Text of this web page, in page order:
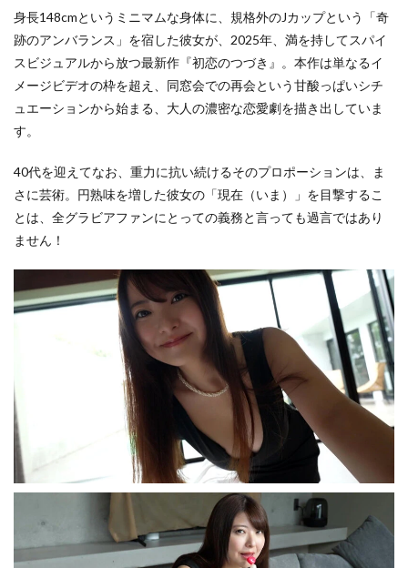
身長148cmというミニマムな身体に、規格外のJカップという「奇
跡のアンバランス」を宿した彼女が、2025年、満を持してスパイ
スビジュアルから放つ最新作『初恋のつづき』。本作は単なるイ
メージビデオの枠を超え、同窓会での再会という甘酸っぱいシチ
ュエーションから始まる、大人の濃密な恋愛劇を描き出していま
す。
40代を迎えてなお、重力に抗い続けるそのプロポーションは、ま
さに芸術。円熟味を増した彼女の「現在（いま）」を目撃するこ
とは、全グラビアファンにとっての義務と言っても過言ではあり
ません！